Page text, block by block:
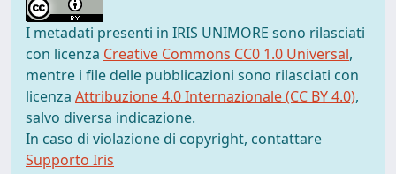
I metadati presenti in IRIS UNIMORE sono rilasciati
con licenza Creative Commons CC0 1.0 Universal,
mentre i file delle pubblicazioni sono rilasciati con
licenza Attribuzione 4.0 Internazionale (CC BY 4.0),
salvo diversa indicazione.
In caso di violazione di copyright, contattare
Supporto Iris